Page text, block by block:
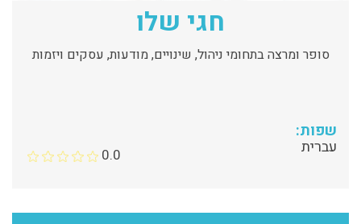
חגי שלו
סופר ומרצה בתחומי ניהול, שינויים, מודעות, עסקים ויזמות
שפות:
עברית 0.0